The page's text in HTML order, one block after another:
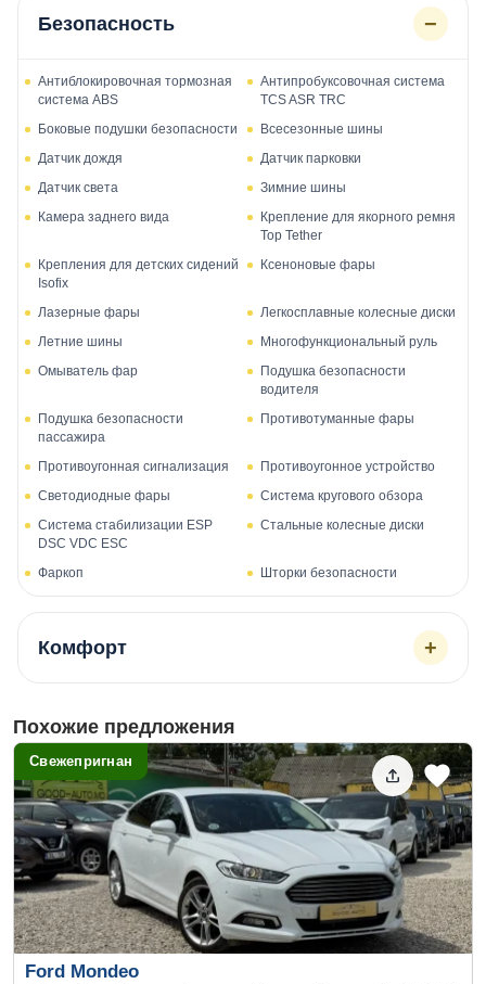
Безопасность −
Антиблокировочная тормозная
система ABS
Антипробуксовочная система
TCS ASR TRC
Боковые подушки безопасности
Всесезонные шины
Датчик дождя
Датчик парковки
Датчик света
Зимние шины
Камера заднего вида
Крепление для якорного ремня
Top Tether
Крепления для детских сидений
Isofix
Ксеноновые фары
Лазерные фары
Легкосплавные колесные диски
Летние шины
Многофункциональный руль
Омыватель фар
Подушка безопасности
водителя
Подушка безопасности
пассажира
Противотуманные фары
Противоугонная сигнализация
Противоугонное устройство
Светодиодные фары
Система кругового обзора
Система стабилизации ESP
DSC VDC ESC
Стальные колесные диски
Фаркоп Шторки безопасности
Комфорт +
Похожие предложения
Свежепригнан
Ford Mondeo